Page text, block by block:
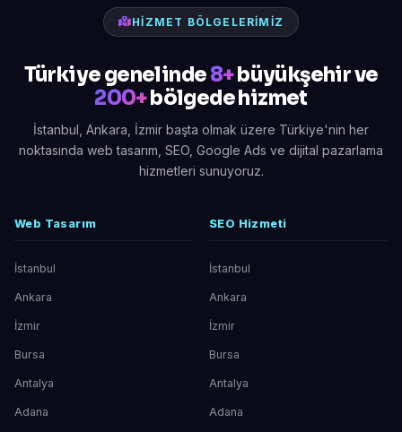
HIZMET BÖLGELERIMIZ
Türkiye genelinde8+büyükşehir ve
200+bölgede hizmet
İstanbul, Ankara, İzmir başta olmak üzere Türkiye'nin her
noktasında web tasarım, SEO, Google Ads ve dijital pazarlama
hizmetleri sunuyoruz.
Web Tasarım
İstanbul
Ankara
İzmir
Bursa
Antalya
Adana
SEO Hizmeti
İstanbul
Ankara
İzmir
Bursa
Antalya
Adana